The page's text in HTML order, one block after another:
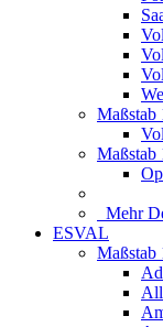
Maßstab
Maßstab
Mehr
ESVAL
Maßstab